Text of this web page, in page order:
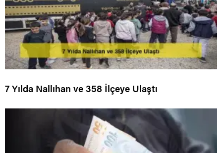
7 Yılda Nallıhan ve 358 İlçeye Ulaştı